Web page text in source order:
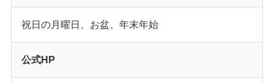
祝日の月曜日、お盆、年末年始
公式HP